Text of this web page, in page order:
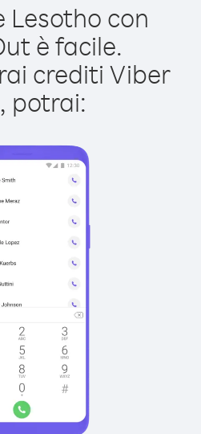
Lesotho con
è facile.
crediti Viber
potrai: